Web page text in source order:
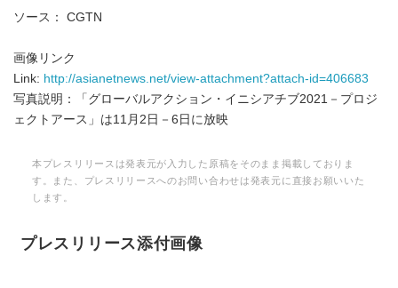
ソース： CGTN
画像リンク
Link: http://asianetnews.net/view-attachment?attach-id=406683
写真説明：「グローバルアクション・イニシアチブ2021－プロジ
ェクトアース」は11月2日－6日に放映
本プレスリリースは発表元が入力した原稿をそのまま掲載しておりま
す。また、プレスリリースへのお問い合わせは発表元に直接お願いいた
します。
プレスリリース添付画像